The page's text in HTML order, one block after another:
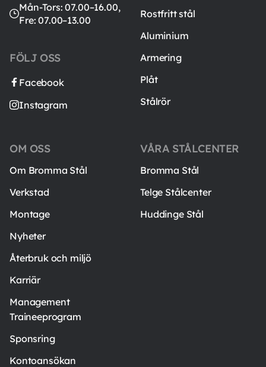
Mån-Tors: 07.00–16.00,
Fre: 07.00–13.00
FÖLJ OSS
Facebook
Instagram
Rostfritt stål
Aluminium
Armering
Plåt
Stålrör
VÅRA STÅLCENTER
Bromma Stål
Telge Stålcenter
Huddinge Stål
OM OSS
Om Bromma Stål
Verkstad
Montage
Nyheter
Återbruk och miljö
Karriär
Management
Traineeprogram
Sponsring
Kontoansökan